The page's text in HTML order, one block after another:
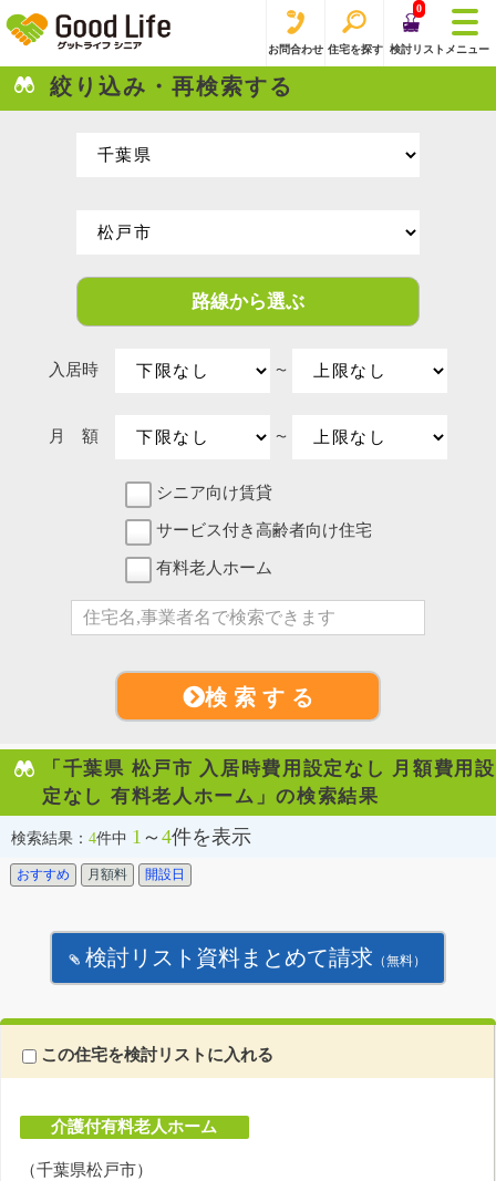
お問合わせ 住宅を探す
0
検討リスト メニュー
絞り込み・再検索する
路線から選ぶ
入居時 〜
月 額 〜
シニア向け賃貸
サービス付き高齢者向け住宅
有料老人ホーム
検 索 す る
「千葉県 松戸市 入居時費用設定なし 月額費用設
定なし 有料老人ホーム」の検索結果
検索結果： 4件中 1 ～ 4件を表示
おすすめ 月額料 開設日
検討リスト資料まとめて請求 （無料）
この住宅を検討リストに入れる
介護付有料老人ホーム
（千葉県松戸市）